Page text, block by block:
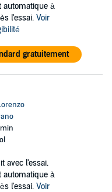
automatique à
l'essai. Voir
gratuitement
avec l'essai.
automatique à
l'essai. Voir